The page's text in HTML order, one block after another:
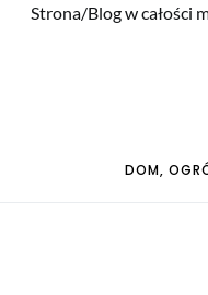
Strona/Blog w całości
DOM,